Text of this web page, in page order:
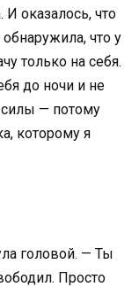
И оказалось, что
что у
только на себя.
до ночи и не
силы — потому
которому я
головой. — Ты
Просто